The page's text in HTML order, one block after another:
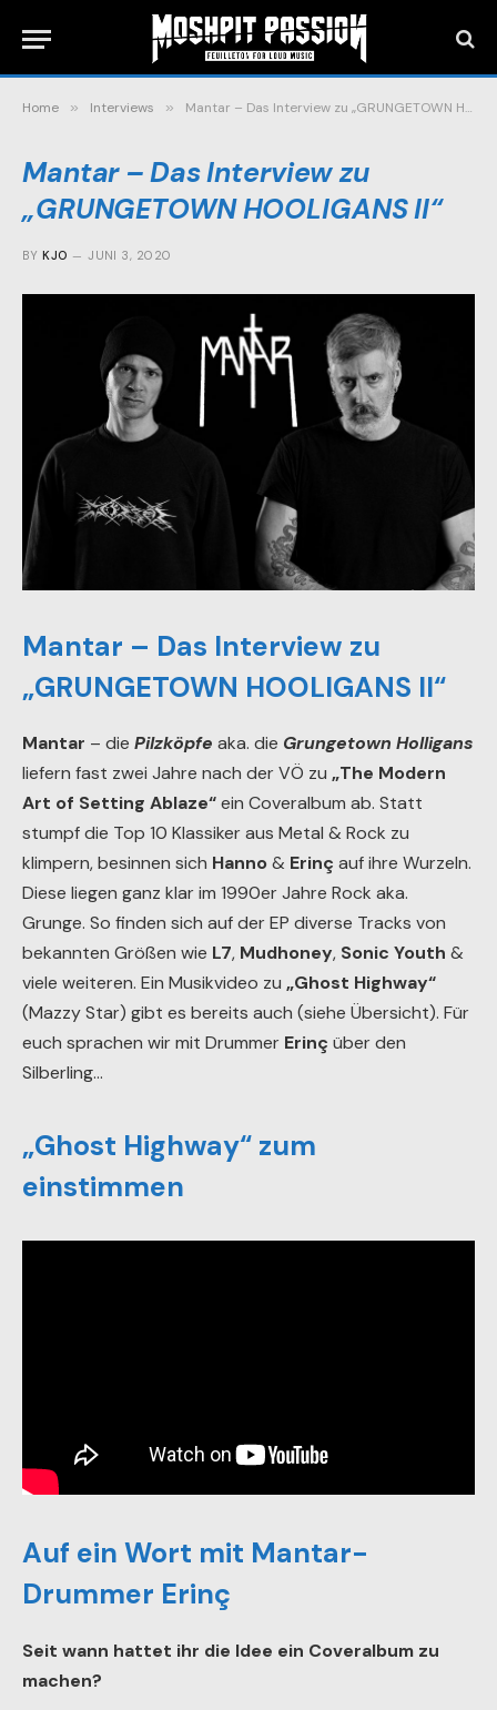
Home » Interviews » Mantar – Das Interview zu „GRUNGETOWN HOOLIGANS II“
Mantar – Das Interview zu
„GRUNGETOWN HOOLIGANS II“
BY KJO JUNI 3, 2020
Mantar – Das Interview zu
„GRUNGETOWN HOOLIGANS II“
Mantar – die Pilzköpfe aka. die Grungetown Holligans
liefern fast zwei Jahre nach der VÖ zu „The Modern
Art of Setting Ablaze“ein Coveralbum ab. Statt
stumpf die Top 10 Klassiker aus Metal & Rock zu
klimpern, besinnen sich Hanno & Erinç auf ihre Wurzeln.
Diese liegen ganz klar im 1990er Jahre Rock aka.
Grunge. So finden sich auf der EP diverse Tracks von
bekannten Größen wie L7, Mudhoney, Sonic Youth &
viele weiteren. Ein Musikvideo zu „Ghost Highway“
(Mazzy Star) gibt es bereits auch (siehe Übersicht). Für
euch sprachen wir mit Drummer Erinç über den
Silberling…
„Ghost Highway“ zum
einstimmen
Auf ein Wort mit Mantar-
Drummer Erinç
Seit wann hattet ihr die Idee ein Coveralbum zu
machen?